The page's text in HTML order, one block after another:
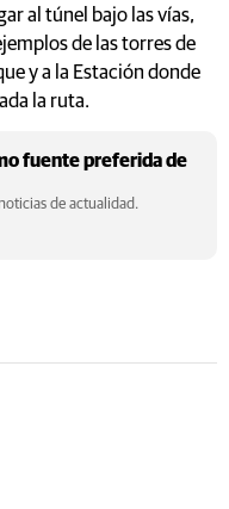
al túnel bajo las vías,
de las torres de
y a la Estación donde
la ruta.
fuente preferida de
de actualidad.